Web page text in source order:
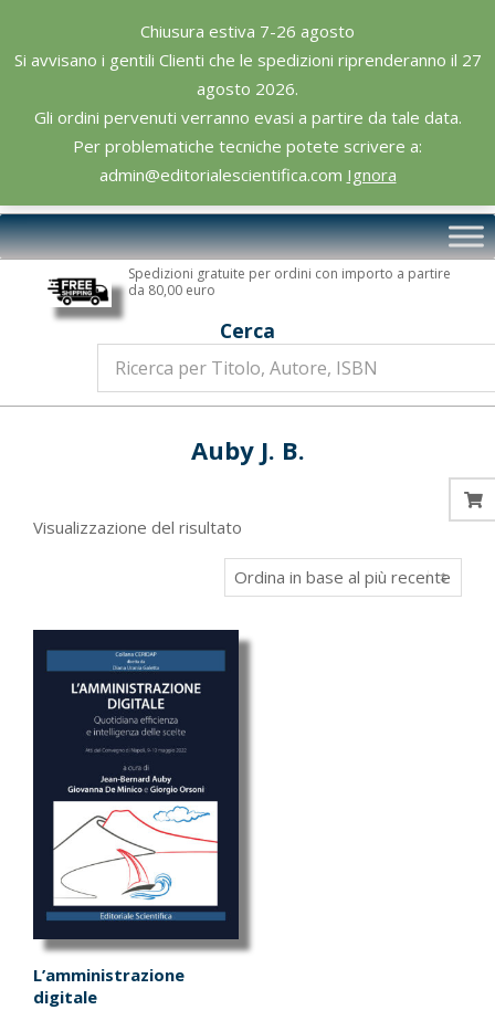
Chiusura estiva 7-26 agosto
Si avvisano i gentili Clienti che le spedizioni riprenderanno il 27
agosto 2026.
Gli ordini pervenuti verranno evasi a partire da tale data.
Per problematiche tecniche potete scrivere a:
admin@editorialescientifica.com Ignora
content
Editoriale
Scientifica
Primary
Navigation
Spedizioni gratuite per ordini con importo a partire
da 80,00 euro
Cerca
Auby J. B.
Visualizzazione del risultato
L’amministrazione
digitale